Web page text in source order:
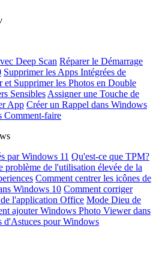
Deep Scan Réparer le Démarrage
Supprimer les Apps Intégrées de
et Supprimer les Photos en Double
Sensibles Assigner une Touche de
App Créer un Rappel dans Windows
Comment-faire
par Windows 11 Qu'est-ce que TPM?
problème de l'utilisation élevée de la
Comment centrer les icônes de
Windows 10 Comment corriger
l'application Office Mode Dieu de
ajouter Windows Photo Viewer dans
d'Astuces pour Windows